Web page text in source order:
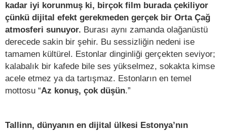
kadar iyi korunmuş ki, birçok film burada çekiliyor
çünkü dijital efekt gerekmeden gerçek bir Orta Çağ
atmosferi sunuyor. Burası aynı zamanda olağanüstü
derecede sakin bir şehir. Bu sessizliğin nedeni ise
tamamen kültürel. Estonlar dinginliği gerçekten seviyor;
kalabalık bir kafede bile ses yükselmez, sokakta kimse
acele etmez ya da tartışmaz. Estonların en temel
mottosu “Az konuş, çok düşün.”
Tallinn, dünyanın en dijital ülkesi Estonya’nın